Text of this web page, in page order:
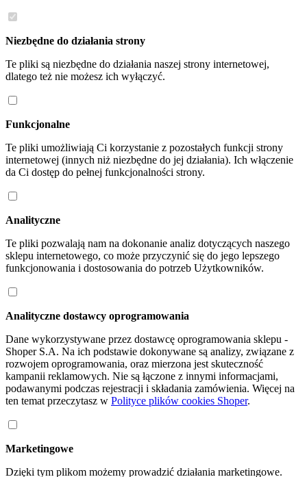
Niezbędne do działania strony
Te pliki są niezbędne do działania naszej strony internetowej,
dlatego też nie możesz ich wyłączyć.
Funkcjonalne
Te pliki umożliwiają Ci korzystanie z pozostałych funkcji strony
internetowej (innych niż niezbędne do jej działania). Ich włączenie
da Ci dostęp do pełnej funkcjonalności strony.
Analityczne
Te pliki pozwalają nam na dokonanie analiz dotyczących naszego
sklepu internetowego, co może przyczynić się do jego lepszego
funkcjonowania i dostosowania do potrzeb Użytkowników.
Analityczne dostawcy oprogramowania
Dane wykorzystywane przez dostawcę oprogramowania sklepu -
Shoper S.A. Na ich podstawie dokonywane są analizy, związane z
rozwojem oprogramowania, oraz mierzona jest skuteczność
kampanii reklamowych. Nie są łączone z innymi informacjami,
podawanymi podczas rejestracji i składania zamówienia. Więcej na
ten temat przeczytasz w Polityce plików cookies Shoper.
Marketingowe
Dzięki tym plikom możemy prowadzić działania marketingowe.